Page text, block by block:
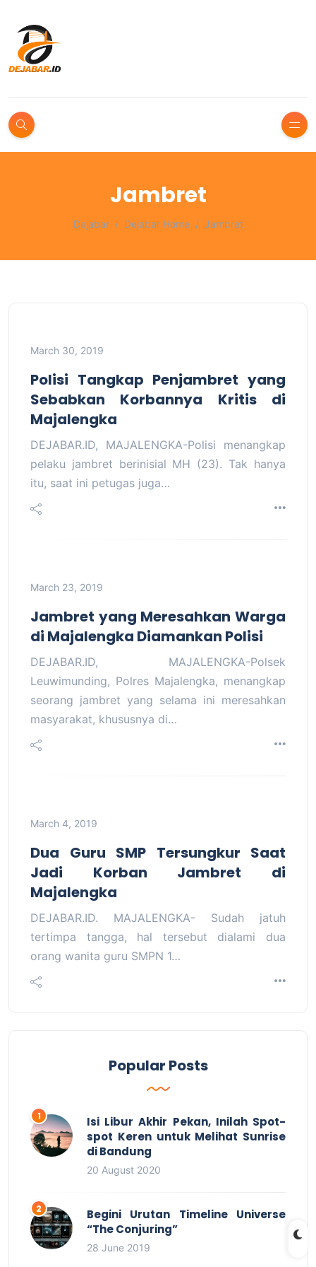
Jambret
Dejabar Dejabar Home Jambret
March 30, 2019
Polisi Tangkap Penjambret yang
Sebabkan Korbannya Kritis di
Majalengka
DEJABAR.ID, MAJALENGKA-Polisi menangkap
pelaku jambret berinisial MH (23). Tak hanya
itu, saat ini petugas juga…
March 23, 2019
Jambret yang Meresahkan Warga
di Majalengka Diamankan Polisi
DEJABAR.ID, MAJALENGKA-Polsek
Leuwimunding, Polres Majalengka, menangkap
seorang jambret yang selama ini meresahkan
masyarakat, khususnya di…
March 4, 2019
Dua Guru SMP Tersungkur Saat
Jadi Korban Jambret di
Majalengka
DEJABAR.ID. MAJALENGKA- Sudah jatuh
tertimpa tangga, hal tersebut dialami dua
orang wanita guru SMPN 1…
Popular Posts
Isi Libur Akhir Pekan, Inilah Spot-
spot Keren untuk Melihat Sunrise
di Bandung
20 August 2020
Begini Urutan Timeline Universe
“The Conjuring”
28 June 2019